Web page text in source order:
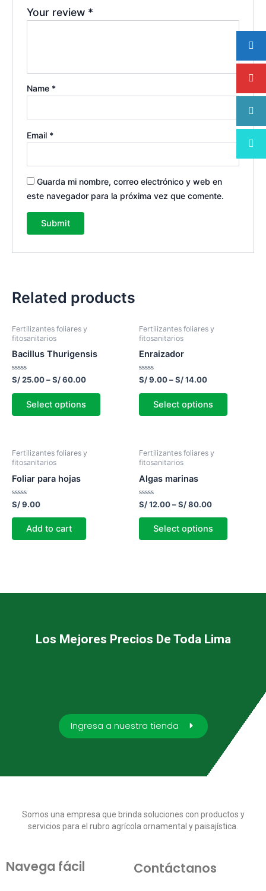
Your review *
Name *
Email *
Guarda mi nombre, correo electrónico y web en
este navegador para la próxima vez que comente.
Related products
Fertilizantes foliares y
fitosanitarios
Bacillus Thurigensis
Rated
out
S/25.00–S/60.00
Select options
Fertilizantes foliares y
fitosanitarios
Enraizador
Rated
out
S/9.00–S/14.00
Select options
Fertilizantes foliares y
fitosanitarios
Foliar para hojas
Rated
0
out
S/9.00
Add to cart
Fertilizantes foliares y
fitosanitarios
Algas marinas
Rated
0
out
S/12.00–S/80.00
Select options
Los Mejores Precios De Toda Lima
Ingresa a nuestra tienda
Somos una empresa que brinda soluciones con productos y
servicios para el rubro agrícola ornamental y paisajística.
Navega fácil Contáctanos